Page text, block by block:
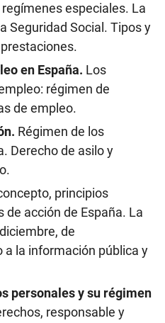
especiales. La
Seguridad Social. Tipos y
en España. Los
régimen de
de empleo.
Régimen de los
Derecho de asilo y
principios
de acción de España. La
de
a la información pública y
personales y su régimen
responsable y